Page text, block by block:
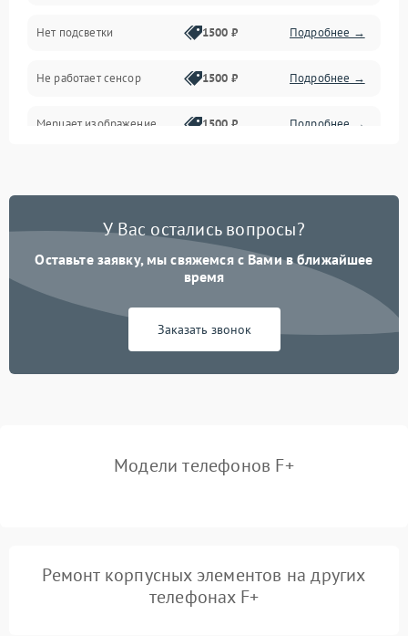
Проблемы с работой системы, корпусом и другие
Нет подсветки 1500 ₽ Подробнее →
Не работает сенсор 1500 ₽ Подробнее →
Мерцает изображение 1500 ₽ Подробнее →
У Вас остались вопросы?
Оставьте заявку, мы свяжемся с Вами в ближайшее
время
Заказать звонок
Модели телефонов F+
Ремонт корпусных элементов на других
телефонах F+